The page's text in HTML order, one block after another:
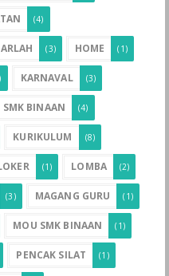
(4)
(3) HOME (1)
KARNAVAL (3)
SMK BINAAN (4)
KURIKULUM (8)
(1) LOMBA (2)
(3) MAGANG GURU (1)
MOU SMK BINAAN (1)
PENCAK SILAT (1)